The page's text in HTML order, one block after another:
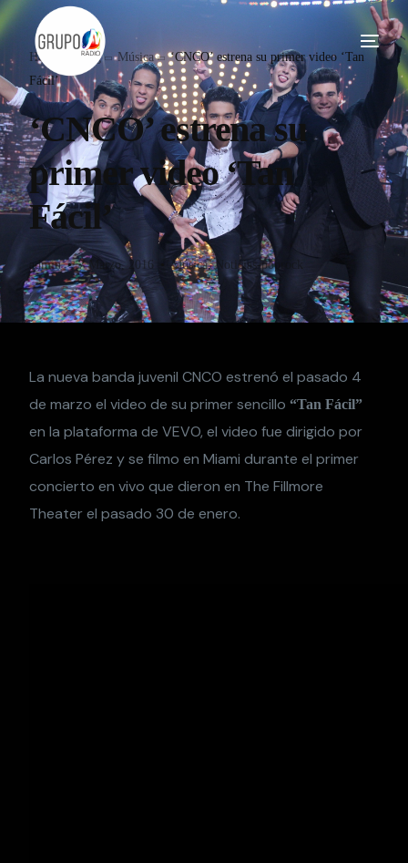
Home Blog Música
‘CNCO’ estrena su primer video ‘Tan
Fácil’
‘CNCO’ estrena su
primer video ‘Tan
Fácil’
admin 7 Marzo, 2016 Música,Noticias-poprock
La nueva banda juvenil CNCO estrenó el pasado 4
de marzo el video de su primer sencillo “Tan Fácil”
en la plataforma de VEVO, el video fue dirigido por
Carlos Pérez y se filmo en Miami durante el primer
concierto en vivo que dieron en The Fillmore
Theater el pasado 30 de enero.